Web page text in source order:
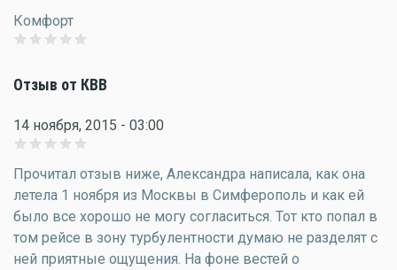
Комфорт
Отзыв от КВВ
14 ноября, 2015 - 03:00
Прочитал отзыв ниже, Александра написала, как она
летела 1 ноября из Москвы в Симферополь и как ей
было все хорошо не могу согласиться. Тот кто попал в
том рейсе в зону турбулентности думаю не разделят с
ней приятные ощущения. На фоне вестей о